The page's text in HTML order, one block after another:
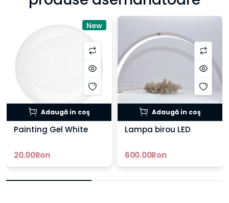
New
Adaugă in coş
Painting Gel White
20.00Ron
Adaugă in coş
Lampa birou LED
600.00Ron